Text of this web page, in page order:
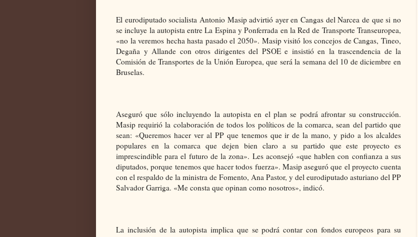
El eurodiputado socialista Antonio Masip advirtió ayer en Cangas del Narcea de que si no
se incluye la autopista entre La Espina y Ponferrada en la Red de Transporte Transeuropea,
«no la veremos hecha hasta pasado el 2050». Masip visitó los concejos de Cangas, Tineo,
Degaña y Allande con otros dirigentes del PSOE e insistió en la trascendencia de la
Comisión de Transportes de la Unión Europea, que será la semana del 10 de diciembre en
Bruselas.
Aseguró que sólo incluyendo la autopista en el plan se podrá afrontar su construcción.
Masip requirió la colaboración de todos los políticos de la comarca, sean del partido que
sean: «Queremos hacer ver al PP que tenemos que ir de la mano, y pido a los alcaldes
populares en la comarca que dejen bien claro a su partido que este proyecto es
imprescindible para el futuro de la zona». Les aconsejó «que hablen con confianza a sus
diputados, porque tenemos que hacer todos fuerza». Masip aseguró que el proyecto cuenta
con el respaldo de la ministra de Fomento, Ana Pastor, y del eurodiputado asturiano del PP
Salvador Garriga. «Me consta que opinan como nosotros», indicó.
La inclusión de la autopista implica que se podrá contar con fondos europeos para su